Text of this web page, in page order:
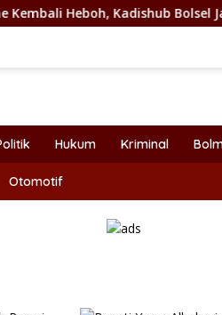
Kadishub Bolsel Jadi Sorotan
Hukum Kriminal
Otomotif